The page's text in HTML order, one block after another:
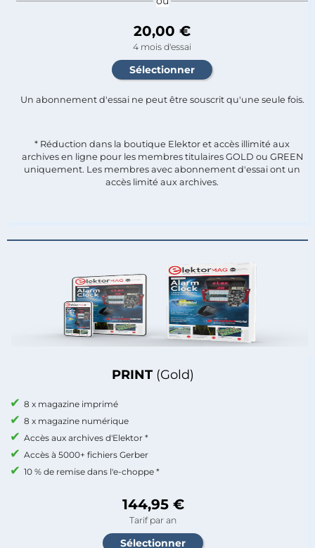
PRINT (Gold)
8 x magazine imprimé
8 x magazine numérique
Accès aux archives d'Elektor *
Accès à 5000+ fichiers Gerber
10 % de remise dans l'e-choppe *
144,95 €
Tarif par an
20,00 €
4 mois d'essai
Un abonnement d'essai ne peut être souscrit qu'une seule fois.​
* Réduction dans la boutique Elektor et accès illimité aux
archives en ligne pour les membres titulaires GOLD ou GREEN
uniquement. Les membres avec abonnement d'essai ont un
accès limité aux archives.